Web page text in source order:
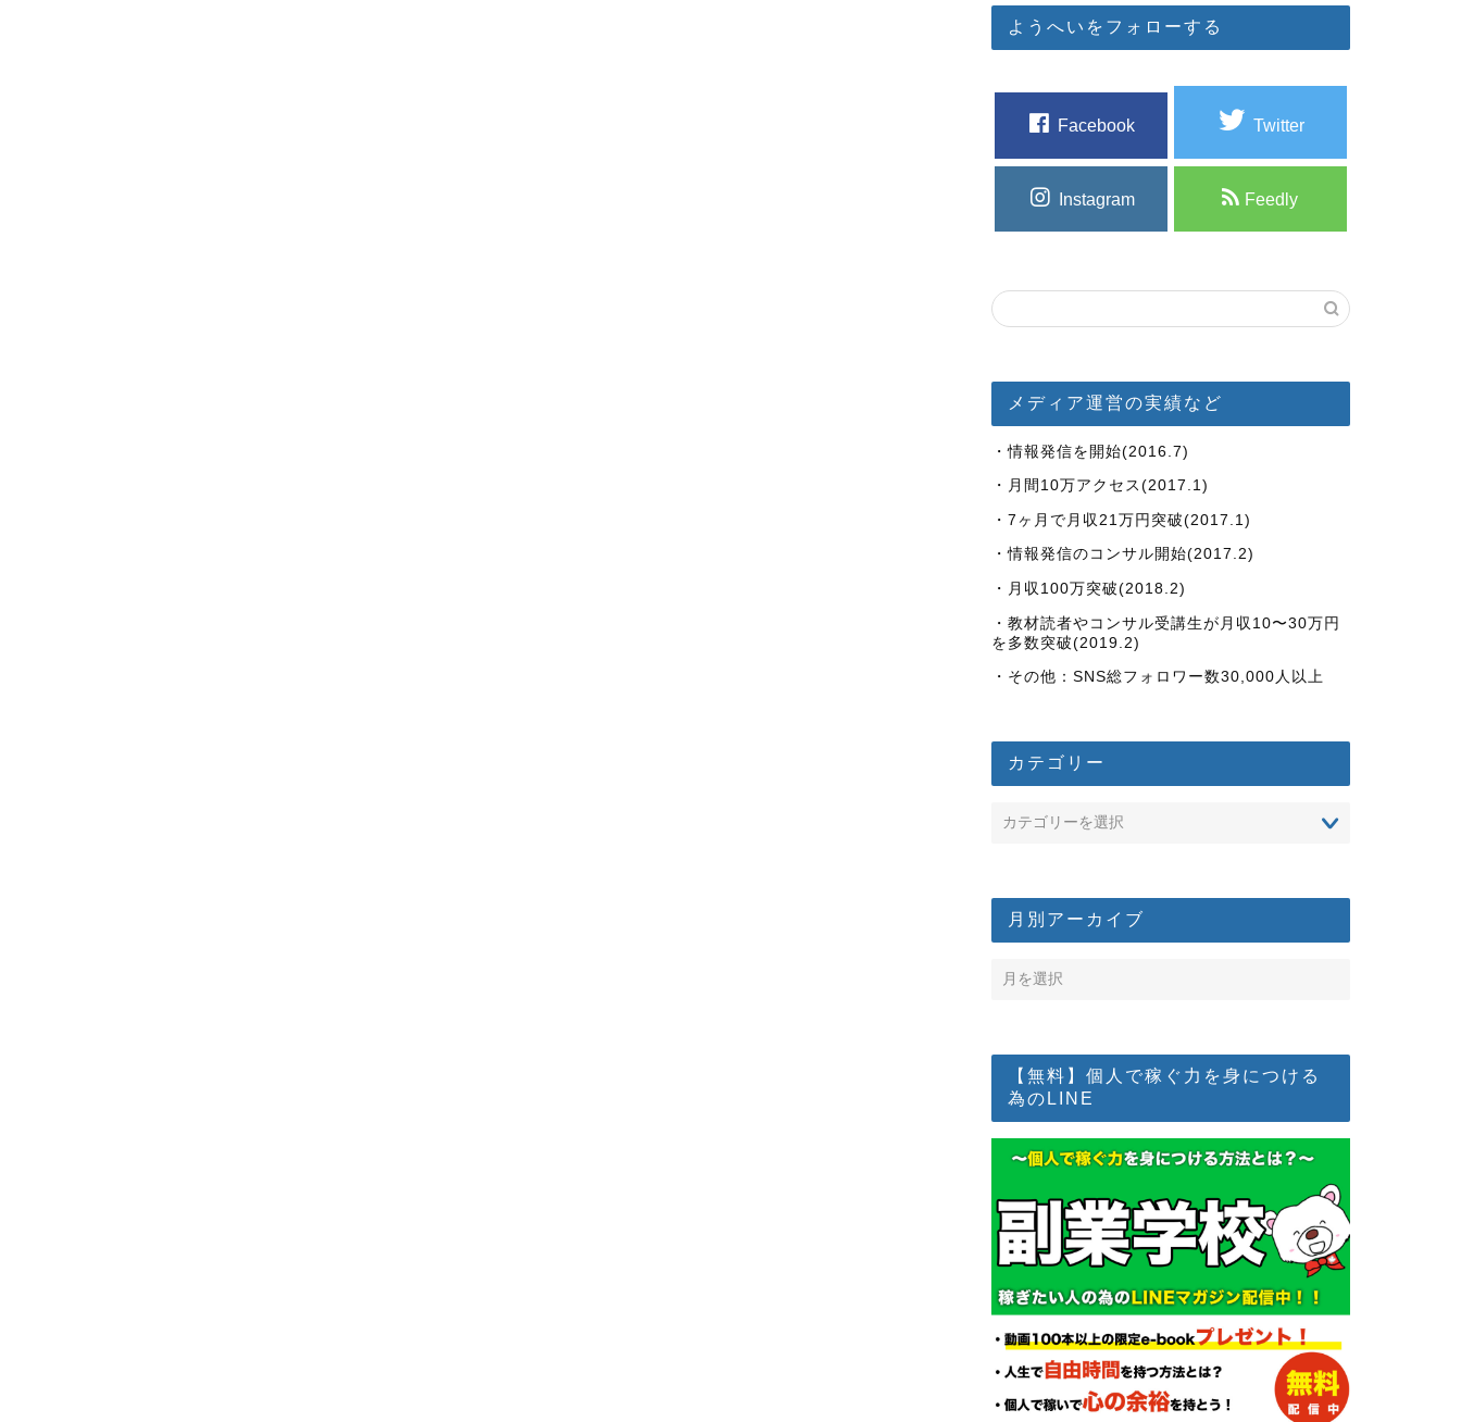
ようへいをフォローする
Facebook Twitter
Instagram Feedly
メディア運営の実績など
・情報発信を開始(2016.7)
・月間10万アクセス(2017.1)
・7ヶ月で月収21万円突破(2017.1)
・情報発信のコンサル開始(2017.2)
・月収100万突破(2018.2)
・教材読者やコンサル受講生が月収10〜30万円
を多数突破(2019.2)
・その他：SNS総フォロワー数30,000人以上
カテゴリー
月別アーカイブ
【無料】個人で稼ぐ力を身につける
為のLINE